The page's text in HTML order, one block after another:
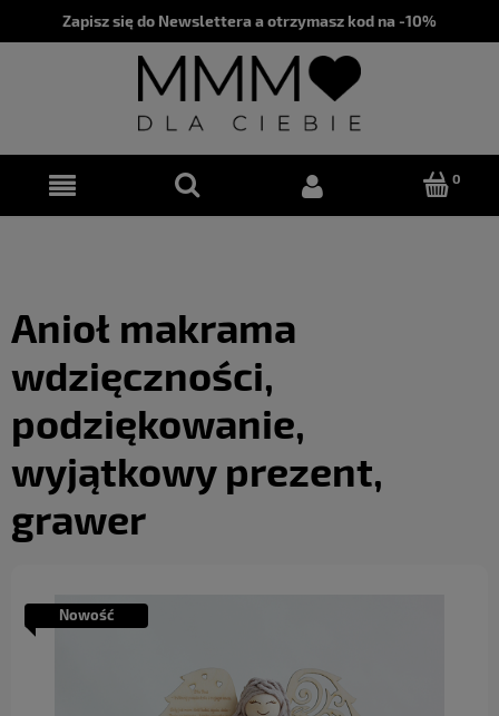
Zapisz się do Newslettera a otrzymasz kod na -10%
Anioł makrama
wdzięczności,
podziękowanie,
wyjątkowy prezent,
grawer
Nowość